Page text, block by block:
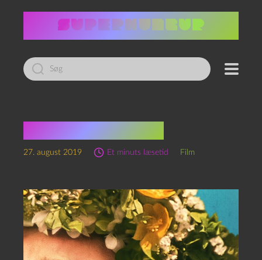
Led
efter:
27. august 2019 Et minuts læsetid Film